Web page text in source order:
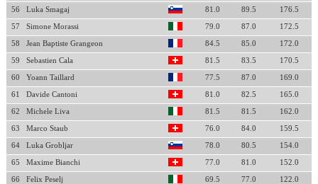
56 Luka Smagaj 81.0 89.5 176.5
57 Simone Morassi 79.0 87.0 172.5
58 Jean Baptiste Grangeon 84.5 85.0 172.0
59 Sebastien Cala 81.5 83.5 170.5
60 Yoann Taillard 77.5 87.0 169.0
61 Davide Cantoni 81.0 82.5 165.0
62 Michele Liva 81.5 81.5 162.0
63 Marco Staub 76.0 84.0 159.5
64 Luka Grobljar 78.0 80.5 154.0
65 Maxime Bianchi 77.0 81.0 152.0
66 Felix Peselj 69.5 77.0 122.0